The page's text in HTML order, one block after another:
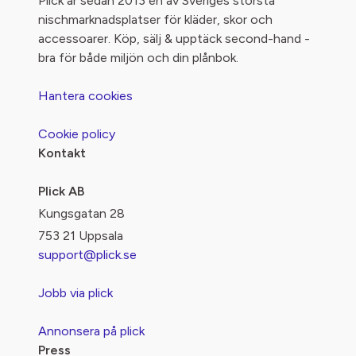
nischmarknadsplatser för kläder, skor och
accessoarer. Köp, sälj & upptäck second-hand -
bra för både miljön och din plånbok.
Hantera cookies
Cookie policy
Kontakt
Plick AB
Kungsgatan 28
753 21 Uppsala
support@plick.se
Jobb via plick
Annonsera på plick
Press